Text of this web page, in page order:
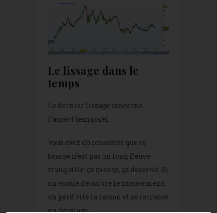
Le lissage dans le
temps
Le dernier lissage concerne
l’aspect temporel.
Vous avez dû constater que la
bourse n’est pas un long fleuve
tranquille: ça monte, ça descend. Si
on essaie de suivre le mouvement,
on perd vite la raison et se retrouve
en décalage.